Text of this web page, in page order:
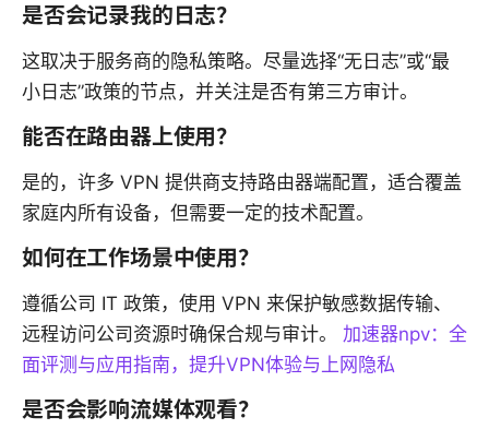
是否会记录我的日志？
这取决于服务商的隐私策略。尽量选择“无日志”或“最
小日志”政策的节点，并关注是否有第三方审计。
能否在路由器上使用？
是的，许多 VPN 提供商支持路由器端配置，适合覆盖
家庭内所有设备，但需要一定的技术配置。
如何在工作场景中使用？
遵循公司 IT 政策，使用 VPN 来保护敏感数据传输、
远程访问公司资源时确保合规与审计。 加速器npv：全
面评测与应用指南，提升VPN体验与上网隐私
是否会影响流媒体观看？